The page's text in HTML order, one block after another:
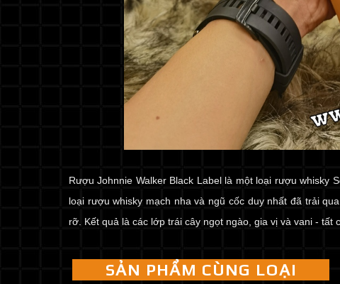
Rượu Johnnie Walker Black Label là một loại rượu whisky
loại rượu whisky mạch nha và ngũ cốc duy nhất đã trải
rỡ. Kết quả là các lớp trái cây ngọt ngào, gia vị và vani - tất
SẢN PHẨM CÙNG LOẠI